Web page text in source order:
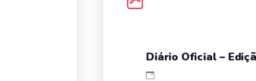
Diário Oficial –